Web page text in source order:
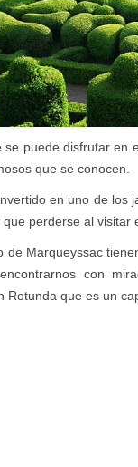
se puede disfrutar en
que se conocen.
en uno de los
perderse al visitar
de Marqueyssac
con
Rotunda que es un